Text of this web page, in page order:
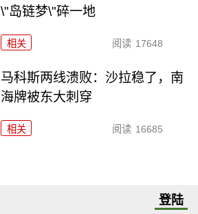
\"岛链梦\"碎一地
相关 阅读 17648
马科斯两线溃败：沙拉稳了，南
海牌被东大刺穿
相关 阅读 16685
登陆